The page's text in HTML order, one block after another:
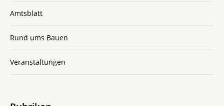
Amtsblatt
Rund ums Bauen
Veranstaltungen